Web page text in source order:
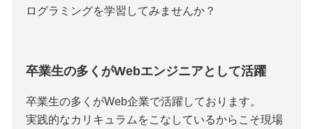
ログラミングを学習してみませんか？
卒業生の多くがWebエンジニアとして活躍
卒業生の多くがWeb企業で活躍しております。
実践的なカリキュラムをこなしているからこそ現場